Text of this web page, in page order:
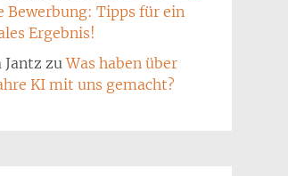
Bewerbung: Tipps für ein
Ergebnis!
Jantz zuWas haben über
KI mit uns gemacht?